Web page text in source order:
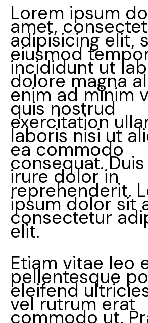
Lorem ipsum
amet,
adipisicing elit,
eiusmod
incididunt ut
dolore magna
enim ad minim
quis nostrud
exercitation
laboris nisi ut
ea commodo
consequat.
irure dolor in
reprehenderit.
ipsum dolor sit
consectetur
elit.
Etiam vitae leo
pellentesque
eleifend
vel rutrum erat
commodo ut.